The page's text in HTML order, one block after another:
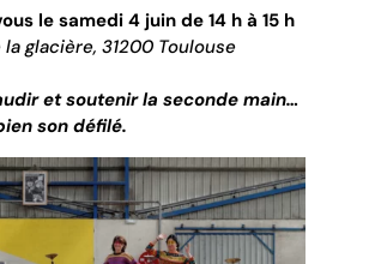
le samedi 4 juin de 14 h à 15 h
glacière, 31200 Toulouse
et soutenir la seconde main…
son défilé.